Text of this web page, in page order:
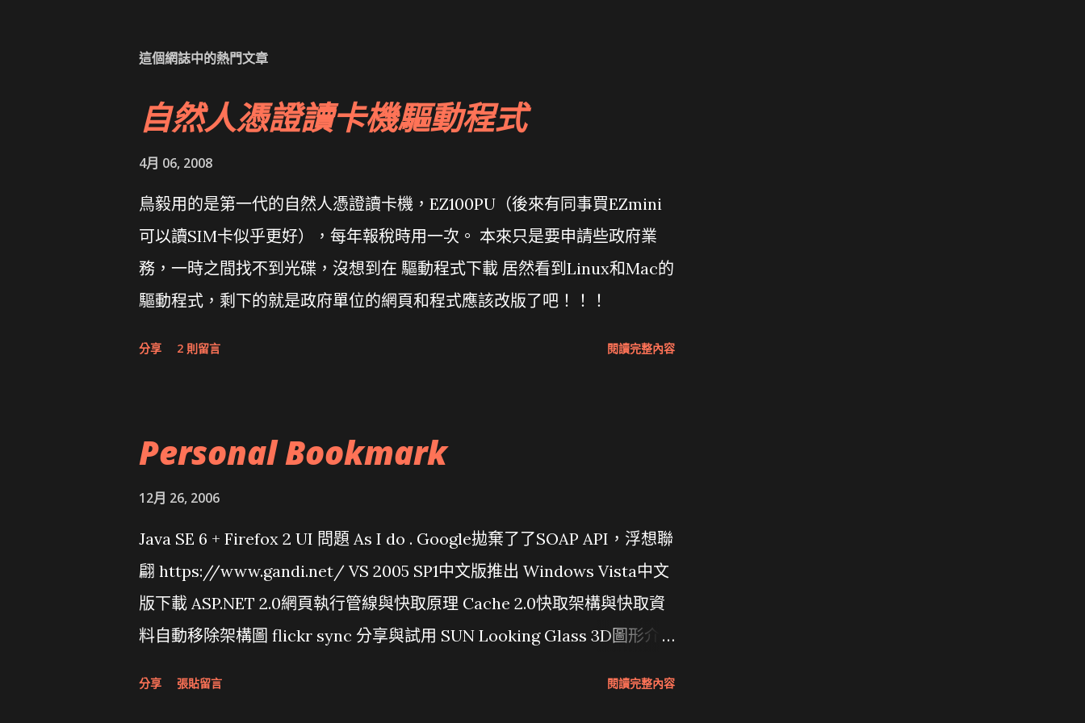
這個網誌中的熱門文章
自然人憑證讀卡機驅動程式
4月 06, 2008
鳥毅用的是第一代的自然人憑證讀卡機，EZ100PU（後來有同事買EZmini
可以讀SIM卡似乎更好），每年報稅時用一次。 本來只是要申請些政府業
務，一時之間找不到光碟，沒想到在 驅動程式下載 居然看到Linux和Mac的
驅動程式，剩下的就是政府單位的網頁和程式應該改版了吧！！！
分享 2 則留言 閱讀完整內容
Personal Bookmark
12月 26, 2006
Java SE 6 + Firefox 2 UI 問題 As I do . Google拋棄了了SOAP API，浮想聯
翩 https://www.gandi.net/ VS 2005 SP1中文版推出 Windows Vista中文
版下載 ASP.NET 2.0網頁執行管線與快取原理 Cache 2.0快取架構與快取資
料自動移除架構圖 flickr sync 分享與試用 SUN Looking Glass 3D圖形介
分享 張貼留言 閱讀完整內容